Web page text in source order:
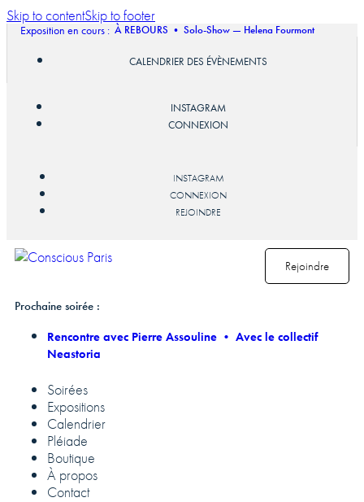
Skip to contentSkip to footer
Exposition en cours : À REBOURS • Solo-Show — Helena Fourmont
CALENDRIER DES ÉVÈNEMENTS
INSTAGRAM
CONNEXION
INSTAGRAM
CONNEXION
REJOINDRE
Prochaine soirée :
Rencontre avec Pierre Assouline • Avec le collectif
Neastoria
Soirées
Expositions
Calendrier
Pléiade
Boutique
À propos
Contact
Rejoindre